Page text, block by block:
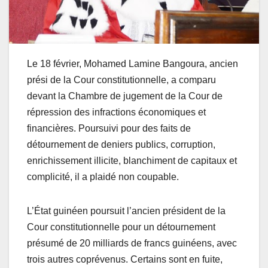
Le 18 février, Mohamed Lamine Bangoura, ancien
prési de la Cour constitutionnelle, a comparu
devant la Chambre de jugement de la Cour de
répression des infractions économiques et
financières. Poursuivi pour des faits de
détournement de deniers publics, corruption,
enrichissement illicite, blanchiment de capitaux et
complicité, il a plaidé non coupable.
L’État guinéen poursuit l’ancien président de la
Cour constitutionnelle pour un détournement
présumé de 20 milliards de francs guinéens, avec
trois autres coprévenus. Certains sont en fuite,